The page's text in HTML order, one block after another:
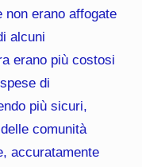
non erano affogate
alcuni
erano più costosi
di
più sicuri,
comunità
accuratamente